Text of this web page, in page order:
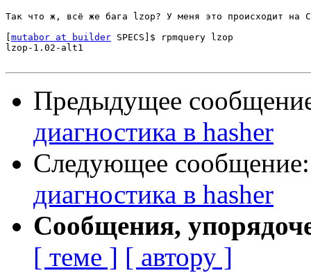
Так что ж, всё же бага lzop? У меня это происходит на
mutabor at builder SPECS]$ rpmquery lzop
lzop-1.02-alt1
Предыдущее
диагностика в hasher
Следующее
диагностика в hasher
Сообщения,
[ теме ] [ автору ]